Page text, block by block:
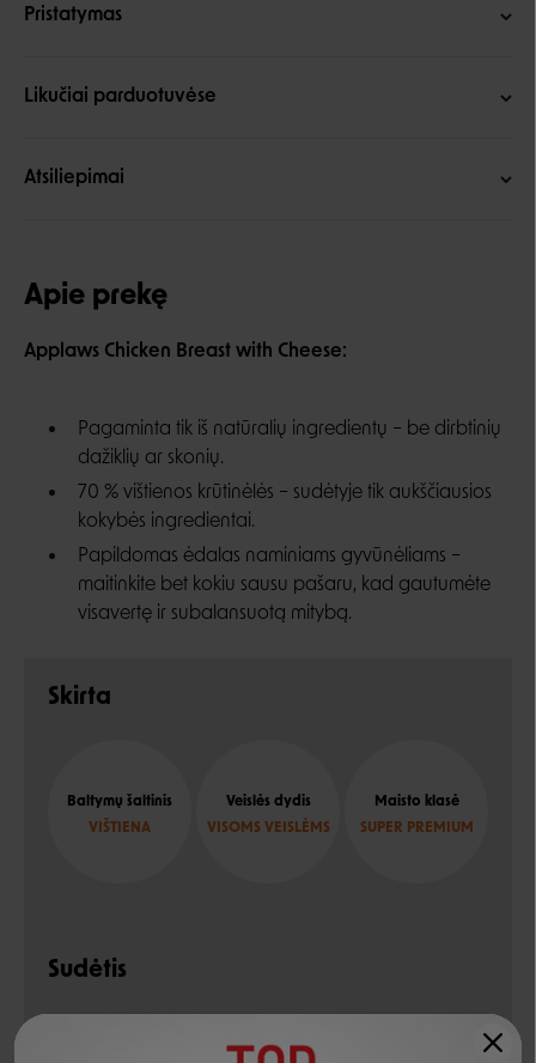
Pristatymas
Likučiai parduotuvėse
Atsiliepimai
Apie prekę
Applaws Chicken Breast with Cheese:
Pagaminta tik iš natūralių ingredientų – be dirbtinių
dažiklių ar skonių.
70 % vištienos krūtinėlės – sudėtyje tik aukščiausios
kokybės ingredientai.
Papildomas ėdalas naminiams gyvūnėliams –
maitinkite bet kokiu sausu pašaru, kad gautumėte
visavertę ir subalansuotą mitybą.
Skirta
Baltymų šaltinis
VIŠTIENA
Veislės dydis
VISOMS VEISLĖMS
Maisto klasė
SUPER PREMIUM
Sudėtis
70%